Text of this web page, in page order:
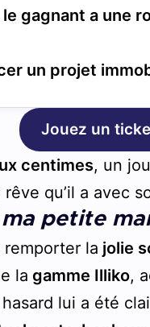
le gagnant a une
un projet
Jouez un
centimes, un
qu’il a avec
ma petite
la jolie
la gamme Illiko,
lui a été